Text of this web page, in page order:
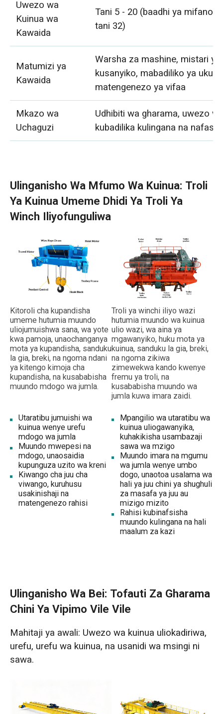
Uwezo wa
Kuinua wa
Kawaida
Tani 5 - 20 (baadhi ya mifano
tani 32)
Matumizi ya
Kawaida
Warsha za mashine, mistari ya
kusanyiko, mabadiliko ya
matengenezo ya vifaa
Mkazo wa
Uchaguzi
Udhibiti wa gharama, uwezo
kubadilika kulingana na nafasi
Ulinganisho Wa Mfumo Wa Kuinua: Troli
Ya Kuinua Umeme Dhidi Ya Troli Ya
Winch Iliyofunguliwa
Kitoroli cha kupandisha
umeme hutumia muundo
uliojumuishwa sana, wa yote
kwa pamoja, unaochanganya
mota ya kupandisha, sanduku
la gia, breki, na ngoma ndani
ya kitengo kimoja cha
kupandisha, na kusababisha
muundo mdogo wa jumla.
Troli ya winchi iliyo wazi
hutumia muundo wa kuinua
ulio wazi, wa aina ya
mgawanyiko, huku mota ya
kuinua, sanduku la gia, breki,
na ngoma zikiwa
zimewekwa kando kwenye
fremu ya troli, na
kusababisha muundo wa
jumla kuwa imara zaidi.
Utaratibu jumuishi wa
kuinua wenye urefu
mdogo wa jumla
Muundo mwepesi na
mdogo, unaosaidia
kupunguza uzito wa kreni
Kiwango cha juu cha
viwango, kuruhusu
usakinishaji na
matengenezo rahisi
Mpangilio wa utaratibu wa
kuinua uliogawanyika,
kuhakikisha usambazaji
sawa wa mzigo
Muundo imara na mgumu
wa jumla wenye umbo
dogo, unaotoa usalama wa
hali ya juu chini ya shughuli
za masafa ya juu au
mizigo mizito
Rahisi kubinafsisha
muundo kulingana na hali
maalum za kazi
Ulinganisho Wa Bei: Tofauti Za Gharama
Chini Ya Vipimo Vile Vile
Mahitaji ya awali: Uwezo wa kuinua uliokadiriwa,
urefu, urefu wa kuinua, na usanidi wa msingi ni
sawa.